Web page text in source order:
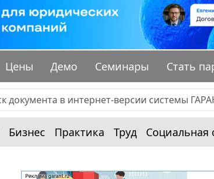
Цены Демо Семинары Стать
Бизнес Практика Труд Социальная